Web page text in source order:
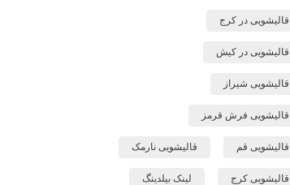
قالیشویی در کرج
قالیشویی در کیش
قالیشویی شیراز
قالیشویی فرش قرمز
قالیشویی قم قالیشویی نارمک
قالیشویی کرج لینک بیلدینگ